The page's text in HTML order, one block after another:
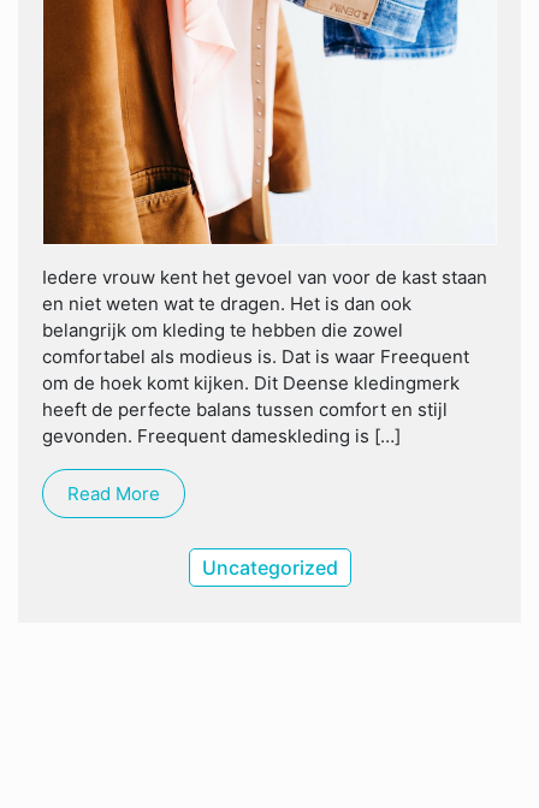
Iedere vrouw kent het gevoel van voor de kast staan
en niet weten wat te dragen. Het is dan ook
belangrijk om kleding te hebben die zowel
comfortabel als modieus is. Dat is waar Freequent
om de hoek komt kijken. Dit Deense kledingmerk
heeft de perfecte balans tussen comfort en stijl
gevonden. Freequent dameskleding is […]
Read More
Uncategorized